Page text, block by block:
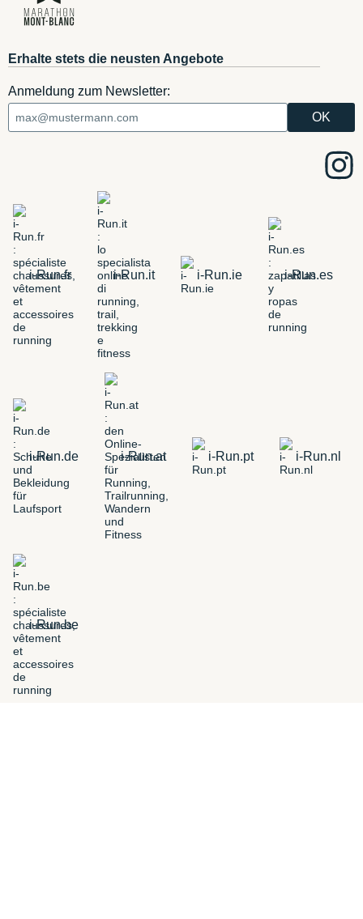
Erhalte stets die neusten Angebote
Anmeldung zum Newsletter:
i-Run.fr i-Run.it i-Run.ie i-Run.es
i-Run.de i-Run.at i-Run.pt i-Run.nl
i-Run.be